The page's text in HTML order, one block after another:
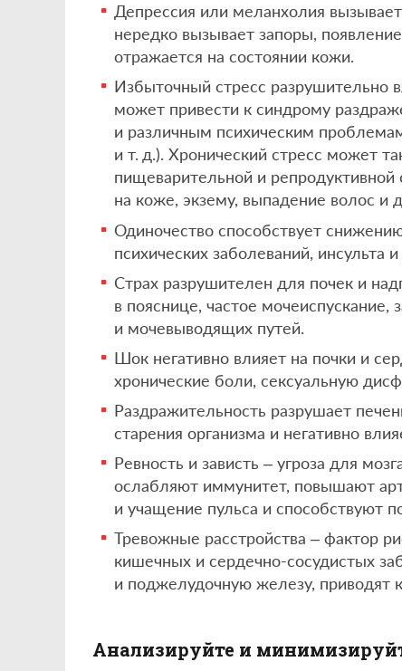
Депрессия или меланхолия
нередко вызывает запоры,
отражается на состоянии кожи.
Избыточный стресс разрушительно
может привести к синдрому
и различным психическим
и т. д.). Хронический стресс может
пищеварительной и
на коже, экзему, выпадение волос и
Одиночество способствует
психических заболеваний, инсульта
Страх разрушителен для почек и
в пояснице, частое мочеиспускание,
и мочевыводящих путей.
Шок негативно влияет на почки и
хронические боли, сексуальную
Раздражительность разрушает
старения организма и негативно
Ревность и зависть – угроза для
ослабляют иммунитет, повышают
и учащение пульса и способствуют
Тревожные расстройства – фактор
кишечных и сердечно-сосудистых
и поджелудочную железу, приводят
Анализируйте и